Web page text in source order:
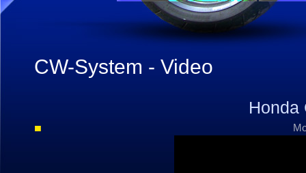
CW-System - Video
Honda